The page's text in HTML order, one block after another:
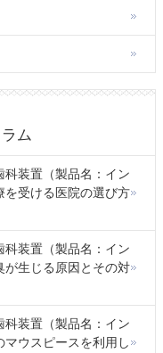
ム
科装置（製品名：イン
を受ける医院の選び方
科装置（製品名：イン
が生じる原因とその対
科装置（製品名：イン
ウスピースを利用し